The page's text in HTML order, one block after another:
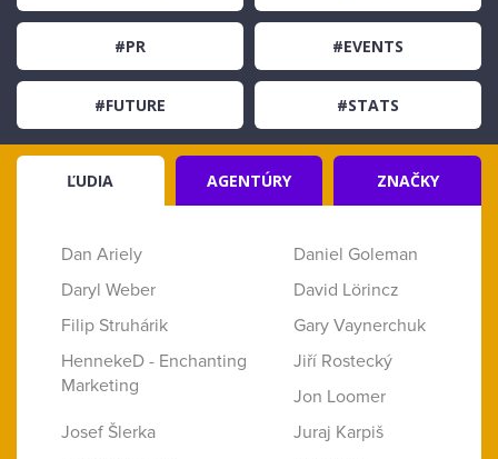
#PR #EVENTS
#FUTURE #STATS
ĽUDIA AGENTÚRY ZNAČKY
Dan Ariely
Daniel Goleman
Daryl Weber
David Lörincz
Filip Struhárik
Gary Vaynerchuk
HennekeD - Enchanting
Marketing
Jiří Rostecký
Jon Loomer
Josef Šlerka
Juraj Karpiš